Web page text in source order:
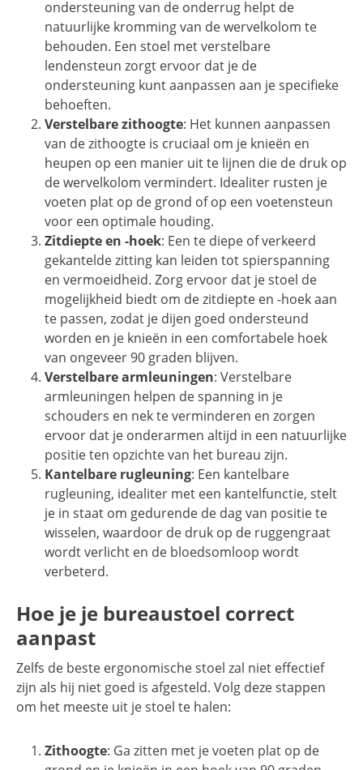
ondersteuning van de onderrug helpt de
natuurlijke kromming van de wervelkolom te
behouden. Een stoel met verstelbare
lendensteun zorgt ervoor dat je de
ondersteuning kunt aanpassen aan je specifieke
behoeften.
Verstelbare zithoogte: Het kunnen aanpassen
van de zithoogte is cruciaal om je knieën en
heupen op een manier uit te lijnen die de druk op
de wervelkolom vermindert. Idealiter rusten je
voeten plat op de grond of op een voetensteun
voor een optimale houding.
Zitdiepte en -hoek: Een te diepe of verkeerd
gekantelde zitting kan leiden tot spierspanning
en vermoeidheid. Zorg ervoor dat je stoel de
mogelijkheid biedt om de zitdiepte en -hoek aan
te passen, zodat je dijen goed ondersteund
worden en je knieën in een comfortabele hoek
van ongeveer 90 graden blijven.
Verstelbare armleuningen: Verstelbare
armleuningen helpen de spanning in je
schouders en nek te verminderen en zorgen
ervoor dat je onderarmen altijd in een natuurlijke
positie ten opzichte van het bureau zijn.
Kantelbare rugleuning: Een kantelbare
rugleuning, idealiter met een kantelfunctie, stelt
je in staat om gedurende de dag van positie te
wisselen, waardoor de druk op de ruggengraat
wordt verlicht en de bloedsomloop wordt
verbeterd.
Hoe je je bureaustoel correct
aanpast
Zelfs de beste ergonomische stoel zal niet effectief
zijn als hij niet goed is afgesteld. Volg deze stappen
om het meeste uit je stoel te halen:
Zithoogte: Ga zitten met je voeten plat op de